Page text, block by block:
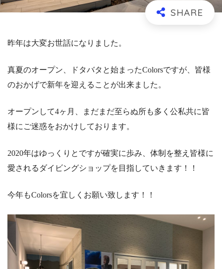
昨年は大変お世話になりました。
真夏のオープン、ドタバタと始まったColorsですが、皆様
のおかげで新年を迎えることが出来ました。
オープンして4ヶ月、まだまだ至らぬ所も多く公私共に皆
様にご迷惑をおかけしております。
2020年はゆっくりとですが確実に歩み、体制を整え皆様に
愛されるダイビングショップを目指していきます！！
今年もColorsを宜しくお願い致します！！